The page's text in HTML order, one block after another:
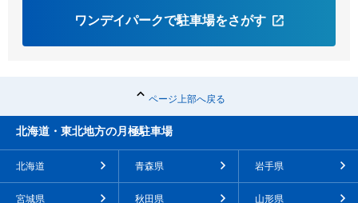
ワンデイパークで駐車場をさがす
ページ上部へ戻る
北海道・東北地方の月極駐車場
北海道 青森県 岩手県
宮城県 秋田県 山形県